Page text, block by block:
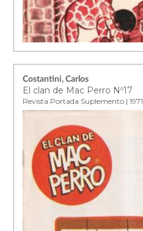
Costantini, Carlos
El clan de Mac Perro Nº17
Revista Portada Suplemento | 1971